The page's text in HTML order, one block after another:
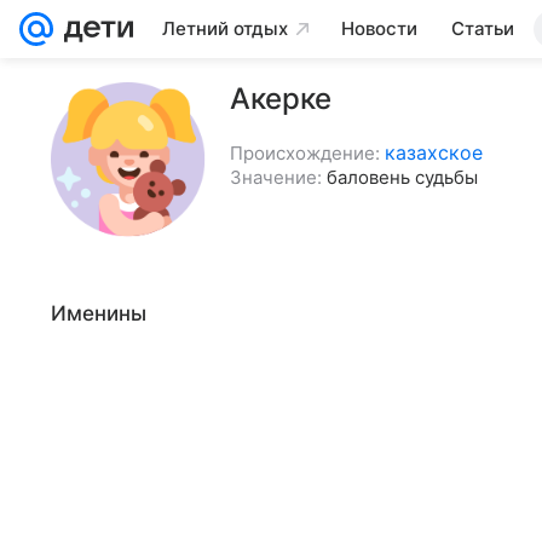
Летний отдых Новости Статьи
Акерке
Происхождение: казахское
Значение: баловень судьбы
Именины